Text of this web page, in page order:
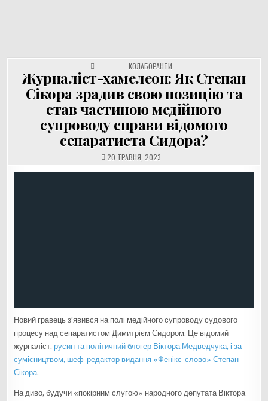
POSTED INКОЛАБОРАНТИ
Журналіст-хамелеон: Як Степан
Сікора зрадив свою позицію та
став частиною медійного
супроводу справи відомого
сепаратиста Сидора?
20 ТРАВНЯ, 2023
Новий гравець з’явився на полі медійного супроводу судового
процесу над сепаратистом Димитрієм Сидором. Це відомий
журналіст,русин та політичний блогер Віктора Медведчука, і за
сумісництвом, шеф-редактор видання «Фенікс-слово» Степан
Сікора.
На диво, будучи «покірним слугою» народного депутата Віктора